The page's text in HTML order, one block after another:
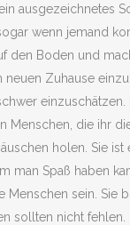
ausgezeichnetes
wenn jemand
den Boden und
Zuhause
Menschen, die ihr
holen. Sie
man Spaß haben
Menschen sein. Sie
sollten nicht fehlen.